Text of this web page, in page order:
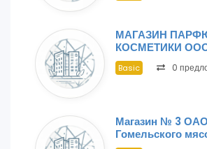
МАГАЗИН
КОСМЕТИКИ
Basic 0
Магазин № 3 ОАО
Гомельского